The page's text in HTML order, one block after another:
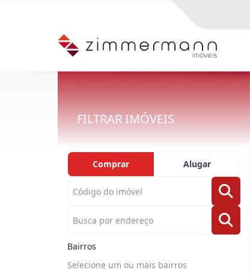
FILTRAR IMÓVEIS
Comprar Alugar
Bairros
Selecione um ou mais bairros